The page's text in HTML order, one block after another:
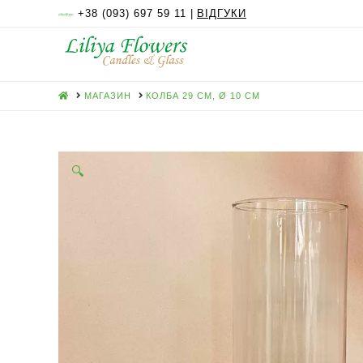
+38 (093) 697 59 11 | ВІДГУКИ
HOMEМАГАЗИН КОЛБА 29 СМ, Ø 10 СМ
🔍